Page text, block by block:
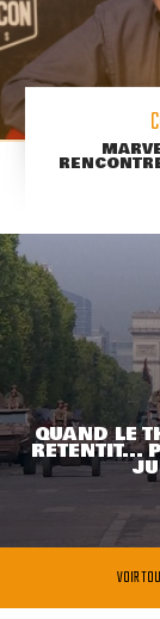
QUAND LE
RETENTIT...
VOIR